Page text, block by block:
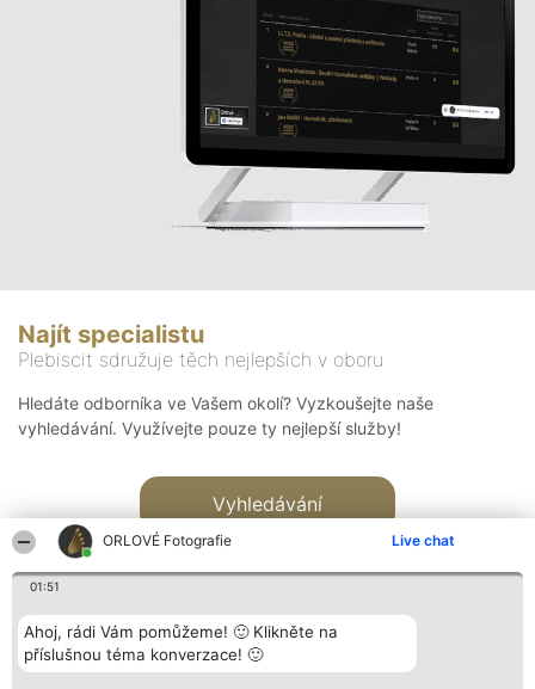
ORLOVÉ Fotografie Live chat
01:51
Ahoj, rádi Vám pomůžeme! 🙂 Klikněte na
příslušnou téma konverzace! 🙂
Najít specialistu
Plebiscit sdružuje těch nejlepších v oboru
Hledáte odborníka ve Vašem okolí? Vyzkoušejte naše
vyhledávání. Využívejte pouze ty nejlepší služby!
Vyhledávání